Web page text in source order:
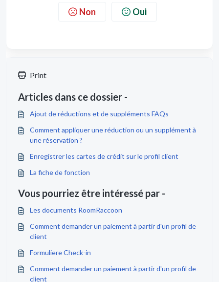
Non Oui
Print
Articles dans ce dossier -
Ajout de réductions et de suppléments FAQs
Comment appliquer une réduction ou un supplément à
une réservation ?
Enregistrer les cartes de crédit sur le profil client
La fiche de fonction
Vous pourriez être intéressé par -
Les documents RoomRaccoon
Comment demander un paiement à partir d'un profil de
client
Formuliere Check-in
Comment demander un paiement à partir d'un profil de
client